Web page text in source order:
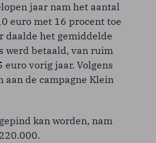
jaar nam het aantal
euro met 16 procent toe
daalde het gemiddelde
werd betaald, van ruim
vorig jaar. Volgens
aan de campagne Klein
kan worden, nam